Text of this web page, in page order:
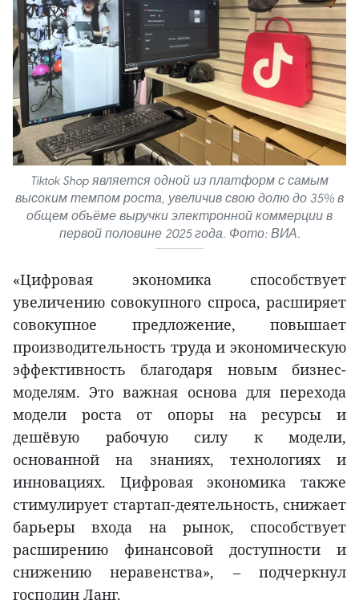
Tiktok Shop является одной из платформ с самым
высоким темпом роста, увеличив свою долю до 35% в
общем объёме выручки электронной коммерции в
первой половине 2025 года. Фото: ВИА.
«Цифровая экономика способствует
увеличению совокупного спроса, расширяет
совокупное предложение, повышает
производительность труда и экономическую
эффективность благодаря новым бизнес-
моделям. Это важная основа для перехода
модели роста от опоры на ресурсы и
дешёвую рабочую силу к модели,
основанной на знаниях, технологиях и
инновациях. Цифровая экономика также
стимулирует стартап-деятельность, снижает
барьеры входа на рынок, способствует
расширению финансовой доступности и
снижению неравенства», – подчеркнул
господин Ланг.